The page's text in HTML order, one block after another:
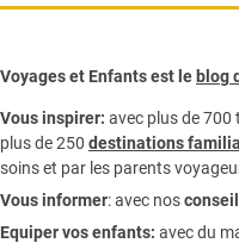
Voyages et Enfants est leblog
Vous inspirer: avec plus de 700
plus de 250 destinations
soins et par les parents
Vous informer:avec nos
Equiper vos enfants: avec du